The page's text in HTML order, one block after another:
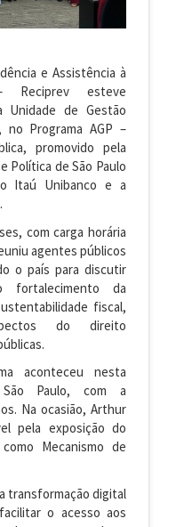
e Assistência à
Reciprev esteve
Unidade de Gestão
no Programa AGP –
promovido pela
Política de São Paulo
o Itaú Unibanco e a
com carga horária
agentes públicos
o país para discutir
fortalecimento da
fiscal,
do direito
aconteceu nesta
São Paulo, com a
Na ocasião, Arthur
pela exposição do
Mecanismo de
transformação digital
o acesso aos